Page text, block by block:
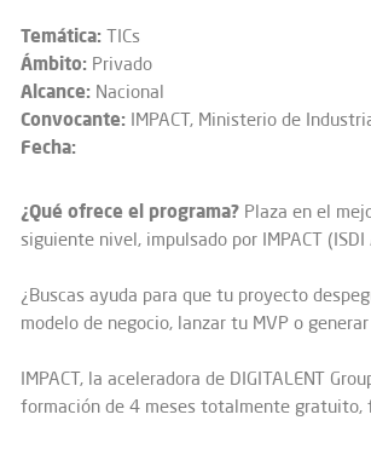
Temática: TICs
Ámbito: Privado
Alcance: Nacional
Convocante: IMPACT, Ministerio de
Fecha:
¿Qué ofrece el programa? Plaza en el
siguiente nivel, impulsado por IMPACT
¿Buscas ayuda para que tu proyecto
modelo de negocio, lanzar tu MVP o
IMPACT, la aceleradora de DIGITALENT
formación de 4 meses totalmente gratuito,